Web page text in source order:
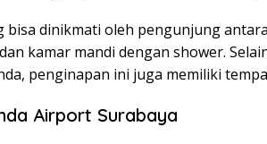
bisa dinikmati oleh pengunjung
kamar mandi dengan shower.
penginapan ini juga memiliki
Airport Surabaya